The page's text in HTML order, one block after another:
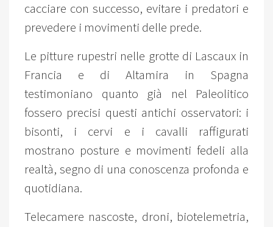
cacciare con successo, evitare i predatori e
prevedere i movimenti delle prede.
Le pitture rupestri nelle grotte di Lascaux in
Francia e di Altamira in Spagna
testimoniano quanto già nel Paleolitico
fossero precisi questi antichi osservatori: i
bisonti, i cervi e i cavalli raffigurati
mostrano posture e movimenti fedeli alla
realtà, segno di una conoscenza profonda e
quotidiana.
Telecamere nascoste, droni, biotelemetria,